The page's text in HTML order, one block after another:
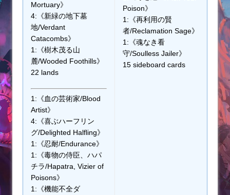
Mortuary》
4:《新緑の地下墓
地/Verdant
Catacombs》
1:《樹木茂る山
麓/Wooded Foothills》
22 lands
1:《血の芸術家/Blood
Artist》
4:《喜ぶハーフリン
グ/Delighted Halfling》
1:《忍耐/Endurance》
1:《毒物の侍臣、ハパ
チラ/Hapatra, Vizier of
Poisons》
1:《機能不全ダ
Poison》
1:《再利用の賢
者/Reclamation Sage》
1:《魂なき看
守/Soulless Jailer》
15 sideboard cards